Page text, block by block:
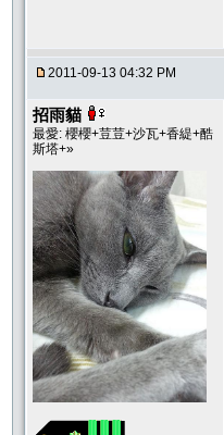
2011-09-13 04:32 PM
招雨貓
最愛: 櫻櫻+荳荳+沙瓦+香緹+酷
斯塔+»